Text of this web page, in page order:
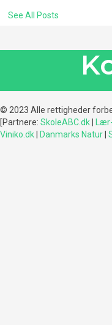
See All Posts
© 2023 Alle rettigheder
[Partnere: SkoleABC.dk
Viniko.dk
Danmarks Natur